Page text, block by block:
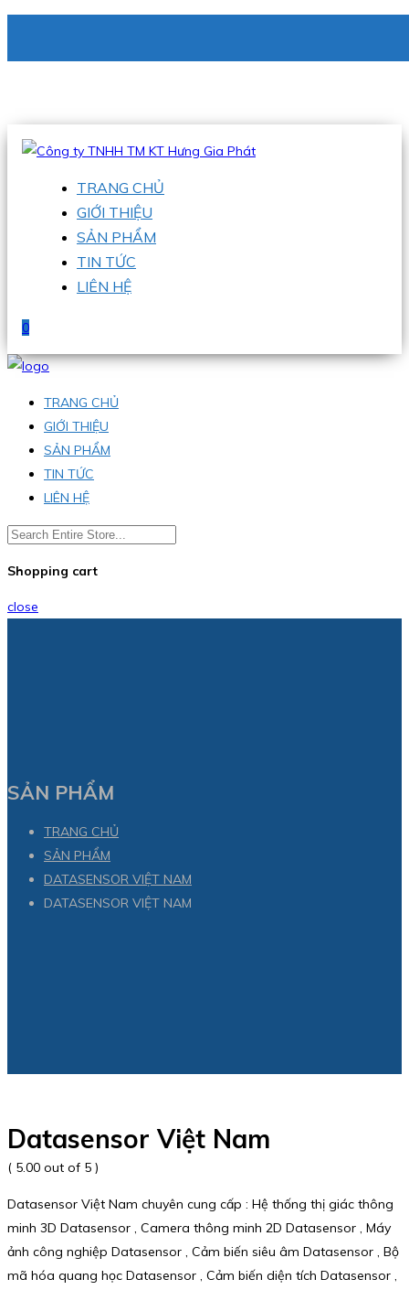
Hotline:0938 336 079
TRANG CHỦ
GIỚI THIỆU
SẢN PHẨM
TIN TỨC
LIÊN HỆ
0
TRANG CHỦ
GIỚI THIỆU
SẢN PHẨM
TIN TỨC
LIÊN HỆ
Shopping cart
close
SẢN PHẨM
TRANG CHỦ
SẢN PHẨM
DATASENSOR VIỆT NAM
DATASENSOR VIỆT NAM
Datasensor Việt Nam
( 5.00 out of 5 )
Datasensor Việt Nam chuyên cung cấp : Hệ thống thị giác thông
minh 3D Datasensor , Camera thông minh 2D Datasensor , Máy
ảnh công nghiệp Datasensor , Cảm biến siêu âm Datasensor , Bộ
mã hóa quang học Datasensor , Cảm biến diện tích Datasensor ,